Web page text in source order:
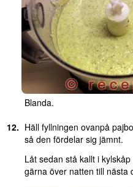
Blanda.
Häll fyllningen ovanpå
så den fördelar sig jämnt.
Låt sedan stå kallt i
gärna över natten till nästa